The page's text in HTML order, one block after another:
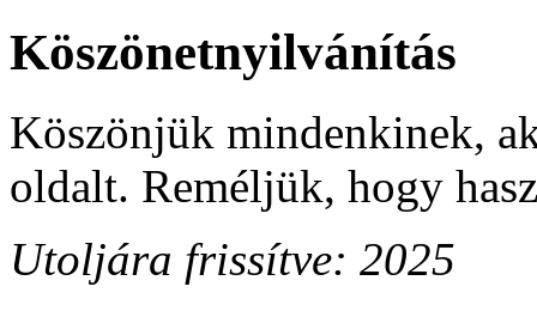
Köszönetnyilvánítás
Köszönjük mindenkinek,
oldalt. Reméljük, hogy
Utoljára frissítve: 2025